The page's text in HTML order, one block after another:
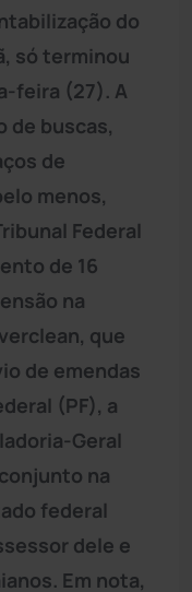
do
só terminou
feira (27). A
de buscas,
de
menos,
Federal
de 16
na
que
de emendas
(PF), a
Geral
na
federal
dele e
Em nota,